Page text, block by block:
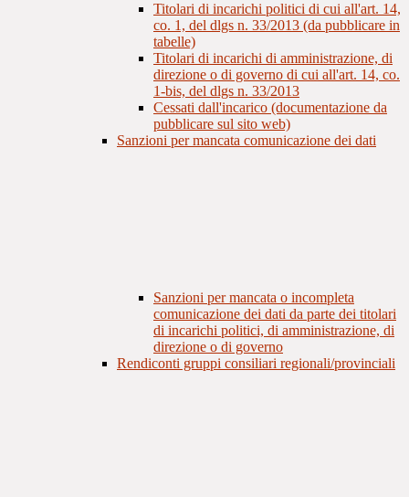
Titolari di incarichi politici di cui all'art. 14,
co. 1, del dlgs n. 33/2013 (da pubblicare in
tabelle)
Titolari di incarichi di amministrazione, di
direzione o di governo di cui all'art. 14, co.
1-bis, del dlgs n. 33/2013
Cessati dall'incarico (documentazione da
pubblicare sul sito web)
Sanzioni per mancata comunicazione dei dati
Sanzioni per mancata o incompleta
comunicazione dei dati da parte dei titolari
di incarichi politici, di amministrazione, di
direzione o di governo
Rendiconti gruppi consiliari regionali/provinciali